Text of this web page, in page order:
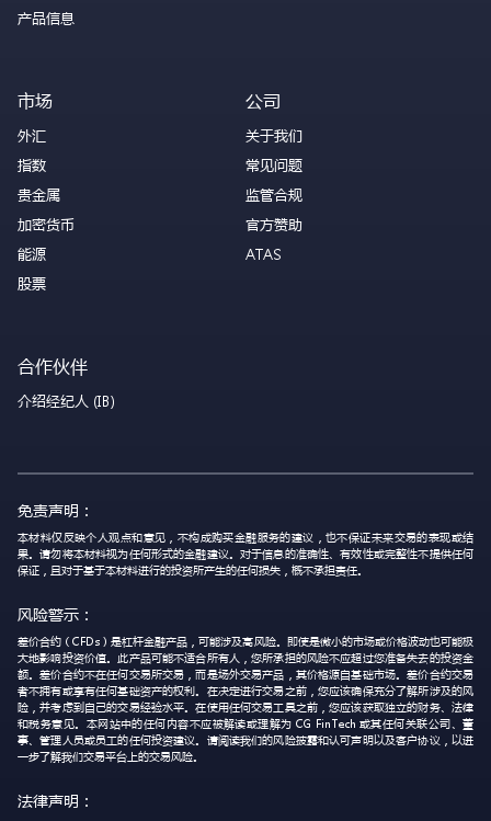
产品信息
市场
外汇
指数
贵金属
加密货币
能源
股票
公司
关于我们
常见问题
监管合规
官方赞助
ATAS
合作伙伴
介绍经纪人 (IB)
免责声明：
本材料仅反映个人观点和意见，不构成购买金融服务的建议，也不保证未来交易的表现或结
果。请勿将本材料视为任何形式的金融建议。对于信息的准确性、有效性或完整性不提供任何
保证，且对于基于本材料进行的投资所产生的任何损失，概不承担责任。
风险警示：
差价合约（CFDs）是杠杆金融产品，可能涉及高风险。即使是微小的市场或价格波动也可能极
大地影响投资价值。此产品可能不适合所有人，您所承担的风险不应超过您准备失去的投资金
额。差价合约不在任何交易所交易，而是场外交易产品，其价格源自基础市场。差价合约交易
者不拥有或享有任何基础资产的权利。在决定进行交易之前，您应该确保充分了解所涉及的风
险，并考虑到自己的交易经验水平。在使用任何交易工具之前，您应该获取独立的财务、法律
和税务意见。本网站中的任何内容不应被解读或理解为 CG FinTech 或其任何关联公司、董
事、管理人员或员工的任何投资建议。请阅读我们的风险披露和认可声明以及客户协议，以进
一步了解我们交易平台上的交易风险。
法律声明：